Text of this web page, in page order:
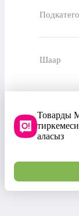
Шаар
Товарды
аласыз